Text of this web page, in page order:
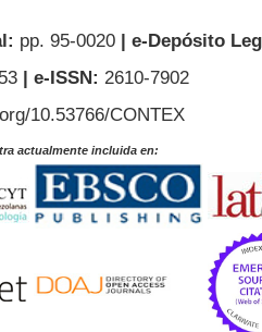
pp. 95-0020 | e-Depósito
| e-ISSN: 2610-7902
10.53766/CONTEX
actualmente incluida en: